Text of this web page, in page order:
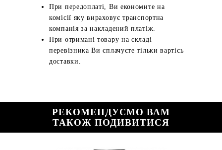
При передоплаті, Ви економите на
комісії яку вираховує транспортна
компанія за накладений платіж.
При отримані товару на складі
перевізника Ви сплачуєте тільки вартісь
доставки.
РЕКОМЕНДУЄМО ВАМ
ТАКОЖ ПОДИВИТИСЯ